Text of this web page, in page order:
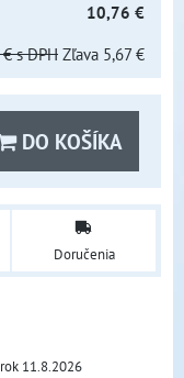
10,76 €
s DPH Zľava 5,67 €
DO KOŠÍKA
Doručenia
11.8.2026